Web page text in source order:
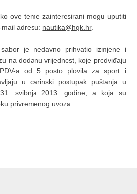
ove teme zainteresirani mogu uputiti
adresu: nautika@hgk.hr.
sabor je nedavno prihvatio izmjene i
na dodanu vrijednost, koje predviđaju
PDV-a od 5 posto plovila za sport i
u carinski postupak puštanja u
svibnja 2013. godine, a koja su
privremenog uvoza.